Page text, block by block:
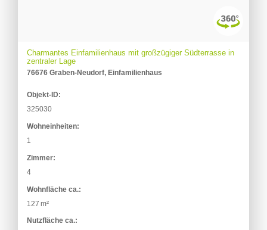
Charmantes Einfamilienhaus mit großzügiger Südterrasse in
zentraler Lage
76676 Graben-Neudorf, Einfamilienhaus
Objekt-ID:
325030
Wohneinheiten:
1
Zimmer:
4
Wohnfläche ca.:
127 m²
Nutzfläche ca.: